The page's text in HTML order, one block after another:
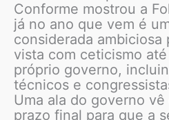
Conforme mostrou a
já no ano que vem é
considerada ambiciosa
vista com ceticismo
próprio governo,
técnicos e
Uma ala do governo
prazo final para que a